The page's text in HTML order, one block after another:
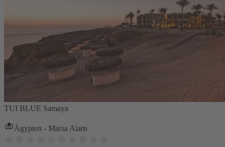
TUI BLUE Samaya
Ägypten - Marsa Alam